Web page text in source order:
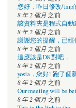
您好，昨日修改/tmp
8 年 2 個月 之前
該資料夾是程式自動
8 年 2 個月 之前
謝謝您的提醒，已
8 年 2 個月 之前
這應該是D8 對吧，
8 年 2 個月 之前
yosia，您好! 跑了個
8 年 2 個月 之前
Our meeting will be
8 年 2 個月 之前